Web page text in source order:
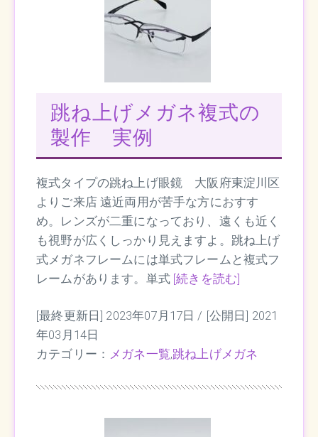
跳ね上げメガネ複式の
製作 実例
複式タイプの跳ね上げ眼鏡 大阪府東淀川区
よりご来店 遠近両用が苦手な方におすす
め。レンズが二重になっており、遠くも近く
も視野が広くしっかり見えますよ。跳ね上げ
式メガネフレームには単式フレームと複式フ
レームがあります。単式 [続きを読む]
[最終更新日] 2023年07月17日 / [公開日] 2021
年03月14日
カテゴリー： メガネ一覧,跳ね上げメガネ